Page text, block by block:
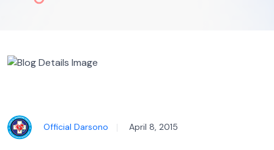
Official Darsono April 8, 2015